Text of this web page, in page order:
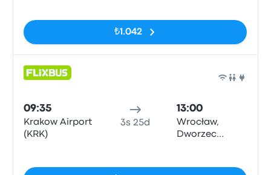
₺1.042
09:35
Krakow Airport
(KRK)
3s 25d
13:00
Wrocław,
Dworzec